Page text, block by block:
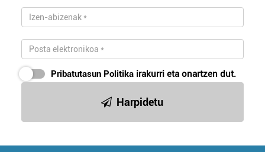
Pribatutasun Politika irakurri eta onartzen dut.
Harpidetu